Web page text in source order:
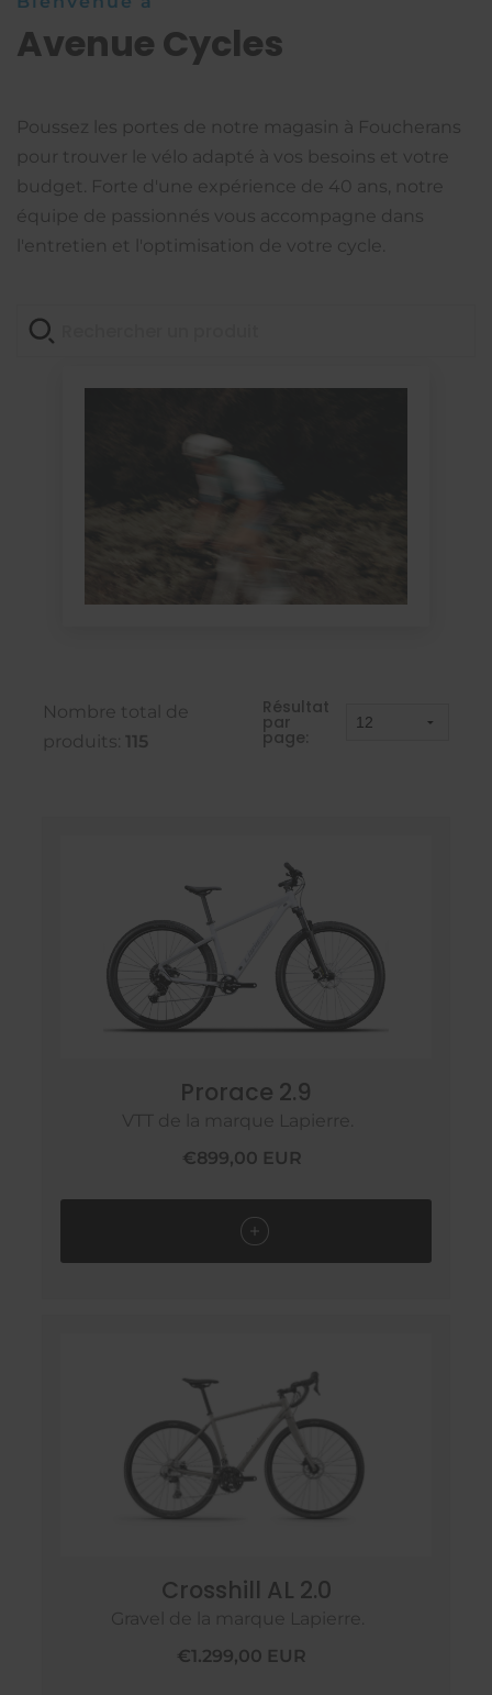
Avenue Cycles
Poussez les portes de notre magasin à Foucherans
pour trouver le vélo adapté à vos besoins et votre
budget. Forte d'une expérience de 40 ans, notre
équipe de passionnés vous accompagne dans
l'entretien et l'optimisation de votre cycle.
Nombre total de
produits: 115
Résultat
par
page:
Prorace 2.9
VTT de la marque Lapierre.
€899,00 EUR
Crosshill AL 2.0
Gravel de la marque Lapierre.
€1.299,00 EUR